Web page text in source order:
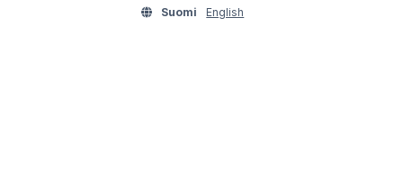
Suomi
English